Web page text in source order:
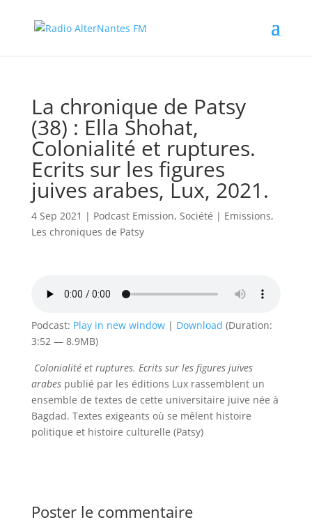
La chronique de Patsy
(38) : Ella Shohat,
Colonialité et ruptures.
Ecrits sur les figures
juives arabes, Lux, 2021.
4 Sep 2021 | Podcast Emission, Société | Emissions,
Les chroniques de Patsy
Podcast: Play in new window| Download (Duration:
3:52 — 8.9MB)
Colonialité et ruptures. Ecrits sur les figures juives
arabespublié par les éditions Lux rassemblent un
ensemble de textes de cette universitaire juive née à
Bagdad. Textes exigeants où se mêlent histoire
politique et histoire culturelle (Patsy)
Poster le commentaire